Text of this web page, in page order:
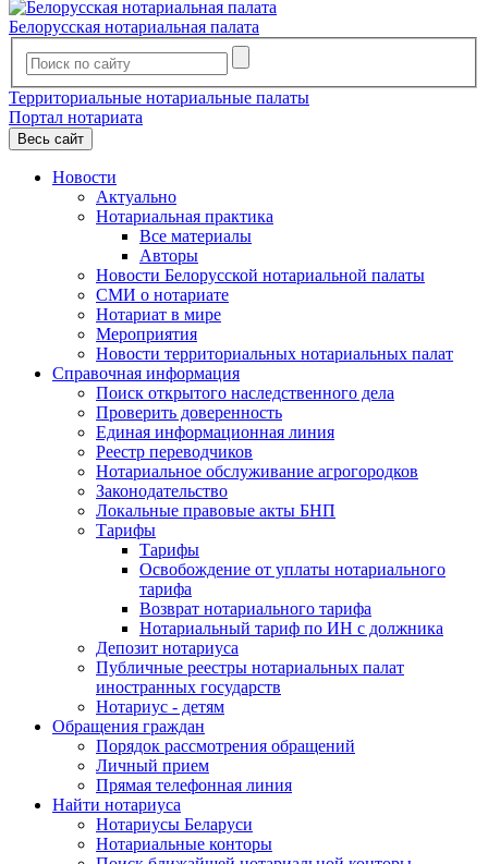
Белорусская нотариальная палата
Территориальные нотариальные палаты
Портал нотариата
Весь сайт
Новости
Актуально
Нотариальная практика
Все материалы
Авторы
Новости Белорусской нотариальной палаты
СМИ о нотариате
Нотариат в мире
Мероприятия
Новости территориальных нотариальных палат
Справочная информация
Поиск открытого наследственного дела
Проверить доверенность
Единая информационная линия
Реестр переводчиков
Нотариальное обслуживание агрогородков
Законодательство
Локальные правовые акты БНП
Тарифы
Тарифы
Освобождение от уплаты нотариального
тарифа
Возврат нотариального тарифа
Нотариальный тариф по ИН с должника
Депозит нотариуса
Публичные реестры нотариальных палат
иностранных государств
Нотариус - детям
Обращения граждан
Порядок рассмотрения обращений
Личный прием
Прямая телефонная линия
Найти нотариуса
Нотариусы Беларуси
Нотариальные конторы